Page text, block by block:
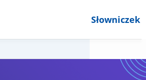
Słowniczek